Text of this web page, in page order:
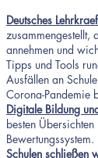
Deutsches
zusammengestellt,
annehmen und
Tipps und Tools
Ausfällen an
Corona-Pandemie
Digitale Bildung
besten
Bewertungssystem.
Schulen schließen